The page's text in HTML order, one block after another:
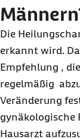
Die
erkannt wird.
Empfehlung ,
regelmäßig
Veränderung
gynäkologische
Hausarzt